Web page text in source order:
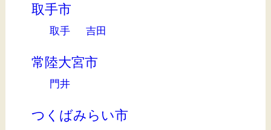
取手市
取手 吉田
常陸大宮市
門井
つくばみらい市